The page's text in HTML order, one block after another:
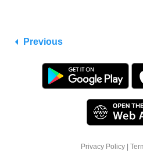
Previous
Privacy Policy